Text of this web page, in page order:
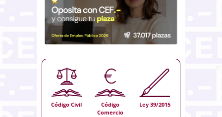
Código Civil
Código
Comercio
Ley 39/2015